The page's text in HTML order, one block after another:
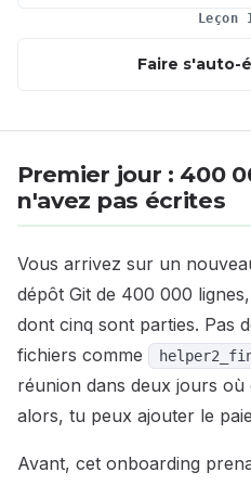
Leçon
Faire s'auto-
Premier jour : 400
n'avez pas écrites
Vous arrivez sur un
dépôt Git de 400 000
dont cinq sont parties. Pas
fichiers comme
réunion dans deux jours
alors, tu peux ajouter le
Avant, cet onboarding